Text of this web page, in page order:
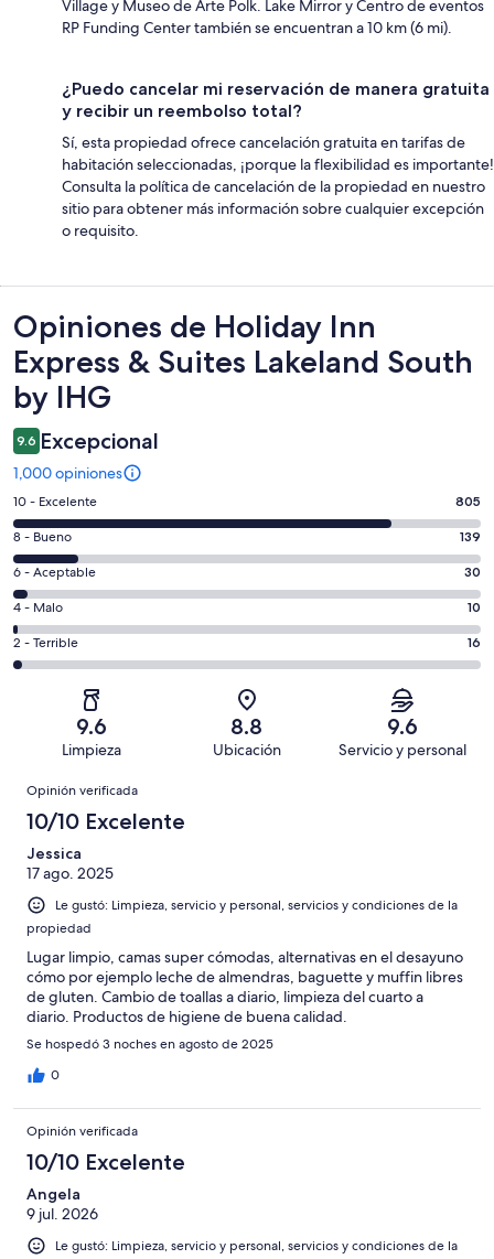
Village y Museo de Arte Polk. Lake Mirror y Centro de eventos
RP Funding Center también se encuentran a 10 km (6 mi).
¿Puedo cancelar mi reservación de manera gratuita
y recibir un reembolso total?
Sí, esta propiedad ofrece cancelación gratuita en tarifas de
habitación seleccionadas, ¡porque la flexibilidad es importante!
Consulta la política de cancelación de la propiedad en nuestro
sitio para obtener más información sobre cualquier excepción
o requisito.
Opiniones
Opiniones de Holiday Inn
Express & Suites Lakeland South
by IHG
9.6 Excepcional
1,000 opiniones
Puntuación
de
10,
es
decir,
Excelente.
Basada
en
opiniones
10 - Excelente 805
Puntuación
de
8,
es
decir,
Bueno.
opiniones
8 - Bueno 139
Puntuación
de
6,
es
decir,
Aceptable.
de
1000
opiniones
6 - Aceptable 30
Puntuación
de
4,
Basada
10
de
opiniones
4 - Malo 10
Puntuación
de
Terrible.
Basada
de
1000
opiniones
2 - Terrible 16
9.6
Limpieza
8.8
Ubicación
9.6
Servicio y personal
Opiniones
Opinión verificada
10/10 Excelente
Jessica
17 ago. 2025
Le gustó: Limpieza, servicio y personal, servicios y condiciones de la
propiedad
Lugar limpio, camas super cómodas, alternativas en el desayuno
cómo por ejemplo leche de almendras, baguette y muffin libres
de gluten. Cambio de toallas a diario, limpieza del cuarto a
diario. Productos de higiene de buena calidad.
Se hospedó 3 noches en agosto de 2025
0
Opinión verificada
10/10 Excelente
Angela
9 jul. 2026
Le gustó: Limpieza, servicio y personal, servicios y condiciones de la